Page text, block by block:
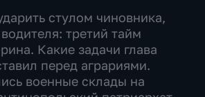
стулом чиновника,
третий тайм
Какие задачи глава
перед аграриями.
военные склады на